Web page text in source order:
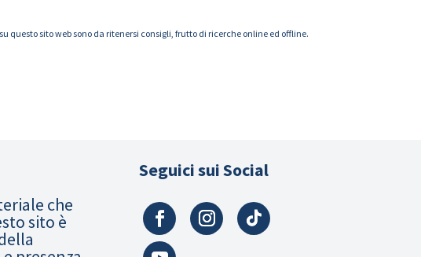
sito web sono da ritenersi consigli, frutto di ricerche online ed offline.
che
sito è
Seguici sui Social